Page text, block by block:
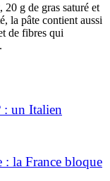
20 g de gras saturé et
la pâte contient aussi
de fibres qui
: un Italien
: la France bloque